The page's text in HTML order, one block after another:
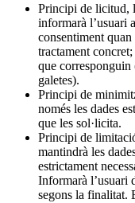
Principi de licitud,
informarà l’usuari
consentiment
tractament concret;
que corresponguin
galetes).
Principi de
només les dades
que les sol·licita.
Principi de
mantindrà les
estrictament
Informarà l’usuari
segons la finalitat.